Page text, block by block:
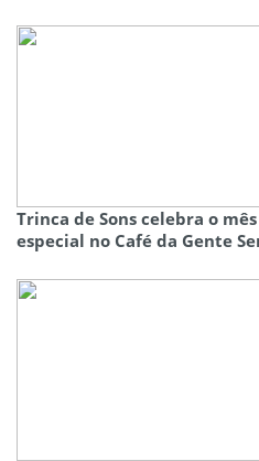
Trinca de Sons celebra o
especial no Café da Gente